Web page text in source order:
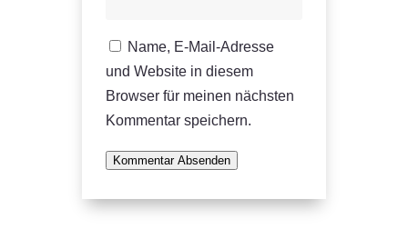
Name, E-Mail-Adresse
und Website in diesem
Browser für meinen nächsten
Kommentar speichern.
Kommentar Absenden